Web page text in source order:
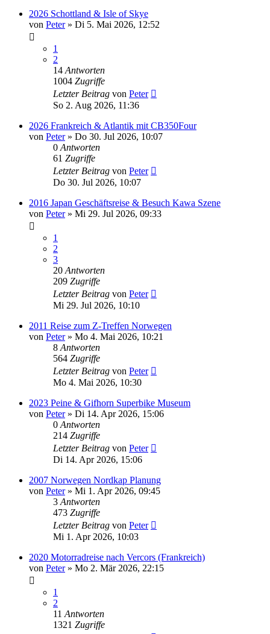
2026 Schottland & Isle of Skye
von Peter» Di 5. Mai 2026, 12:52
1
2
14 Antworten
1004 Zugriffe
Letzter Beitrag von Peter
So 2. Aug 2026, 11:36
2026 Frankreich & Atlantik mit CB350Four
von Peter» Do 30. Jul 2026, 10:07
0 Antworten
61 Zugriffe
Letzter Beitrag von Peter
Do 30. Jul 2026, 10:07
2016 Japan Geschäftsreise & Besuch Kawa Szene
von Peter» Mi 29. Jul 2026, 09:33
1
2
3
20 Antworten
209 Zugriffe
Letzter Beitrag von Peter
Mi 29. Jul 2026, 10:10
2011 Reise zum Z-Treffen Norwegen
von Peter» Mo 4. Mai 2026, 10:21
8 Antworten
564 Zugriffe
Letzter Beitrag von Peter
Mo 4. Mai 2026, 10:30
2023 Peine & Gifhorn Superbike Museum
von Peter» Di 14. Apr 2026, 15:06
0 Antworten
214 Zugriffe
Letzter Beitrag von Peter
Di 14. Apr 2026, 15:06
2007 Norwegen Nordkap Planung
von Peter» Mi 1. Apr 2026, 09:45
3 Antworten
473 Zugriffe
Letzter Beitrag von Peter
Mi 1. Apr 2026, 10:03
2020 Motorradreise nach Vercors (Frankreich)
von Peter» Mo 2. Mär 2026, 22:15
1
2
11 Antworten
1321 Zugriffe